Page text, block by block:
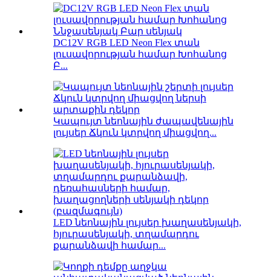
DC12V RGB LED Neon Flex տան
լուսավորության համար Խոհանոց
Բ...
Կապույտ նեոնային ժապավենային
լույսեր Ճկուն կտրվող միացվող...
LED նեոնային լույսեր խաղասենյակի,
հյուրասենյակի, տղամարդու
քարանձավի համար...